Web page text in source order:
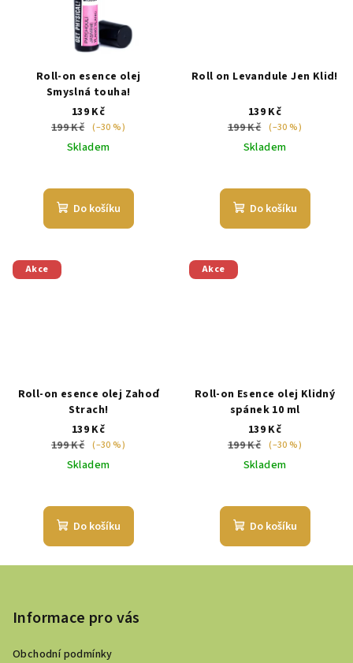
Roll-on esence olej
Smyslná touha!
139 Kč
199 Kč (–30 %)
Skladem
Do košíku
Roll on Levandule Jen Klid!
139 Kč
199 Kč (–30 %)
Skladem
Do košíku
Akce
Roll-on esence olej Zahoď
Strach!
139 Kč
199 Kč (–30 %)
Skladem
Do košíku
Akce
Roll-on Esence olej Klidný
spánek 10 ml
139 Kč
199 Kč (–30 %)
Skladem
Do košíku
Informace pro vás
Obchodní podmínky